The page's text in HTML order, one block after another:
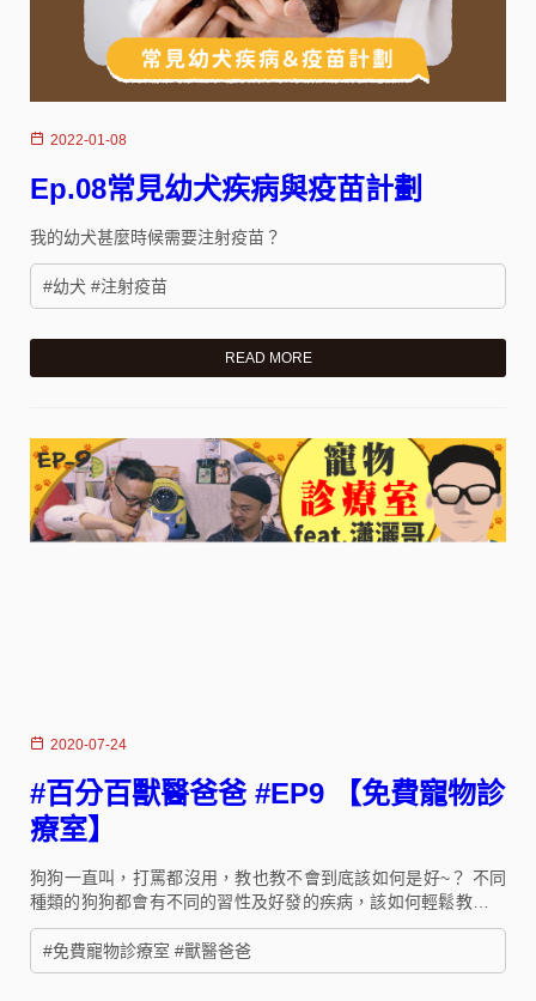
2022-01-08
Ep.08常見幼犬疾病與疫苗計劃
我的幼犬甚麼時候需要注射疫苗？
#幼犬 #注射疫苗
READ MORE
2020-07-24
#百分百獸醫爸爸 #EP9 【免費寵物診
療室】
狗狗一直叫，打罵都沒用，教也教不會到底該如何是好~？ 不同
種類的狗狗都會有不同的習性及好發的疾病，該如何輕鬆教會他
們？我家狗狗又有哪些症狀是必須提早被發現的呢？
#免費寵物診療室 #獸醫爸爸